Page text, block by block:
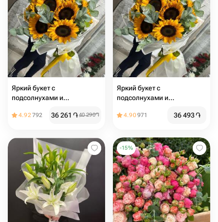
Яркий букет с
подсолнухами и
4.92792 36 261 ֏40 290֏
Яркий букет с
подсолнухами и
4.90971 36 493֏
-15%